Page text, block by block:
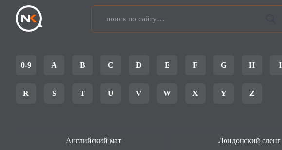
0-9 A B C D E F G H I
R S T U V W X Y Z
Английский мат Лондонский сленг